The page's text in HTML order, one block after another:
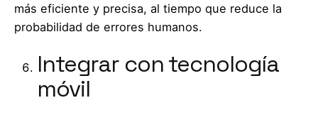
más eficiente y precisa, al tiempo que reduce la
probabilidad de errores humanos.
Integrar con tecnología
móvil